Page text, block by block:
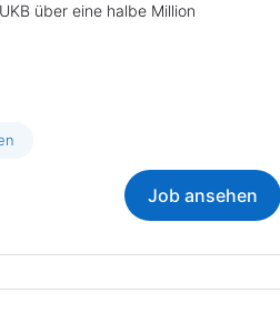
über eine halbe Million
Job ansehen